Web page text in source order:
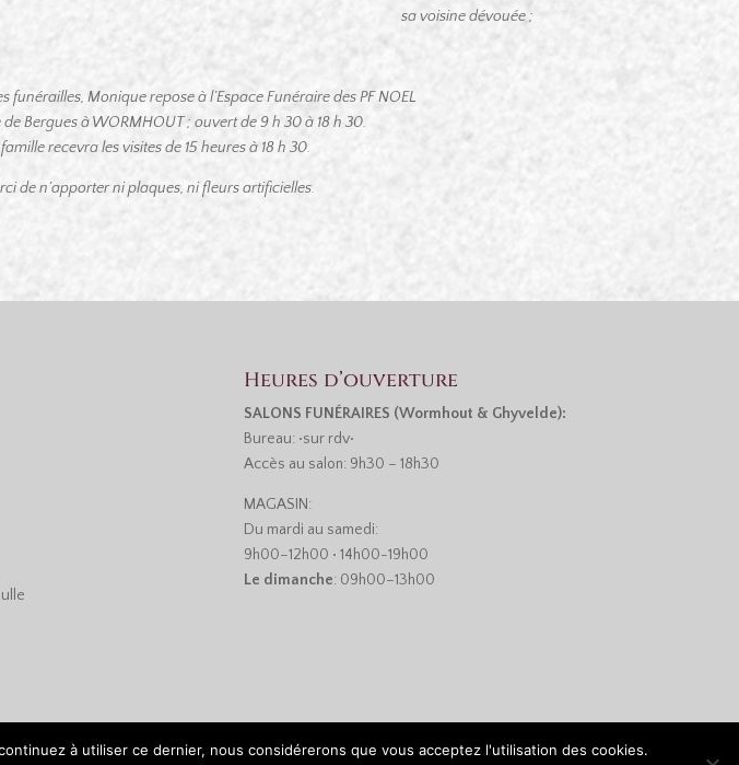
sa voisine dévouée ;
funérailles, Monique repose à l’Espace Funéraire des PF NOEL
de Bergues à WORMHOUT ; ouvert de 9 h 30 à 18 h 30.
recevra les visites de 15 heures à 18 h 30.
de n’apporter ni plaques, ni fleurs artificielles.
Heures d’ouverture
SALONS FUNÉRAIRES (Wormhout & Ghyvelde):
Bureau: •sur rdv•
Accès au salon: 9h30 – 18h30
MAGASIN:
Du mardi au samedi:
9h00–12h00 • 14h00-19h00
Le dimanche: 09h00–13h00
à utiliser ce dernier, nous considérerons que vous acceptez l'utilisation des cookies.